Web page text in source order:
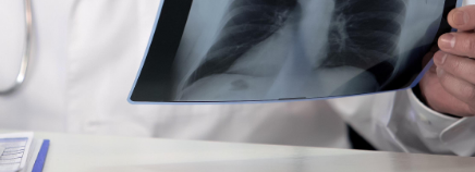
Grossesse et chaleur : ce
que dit la science
Le smartphone nuit-il à
l'apprentissage de la
Mordue
secourue
réflexe
quelle est